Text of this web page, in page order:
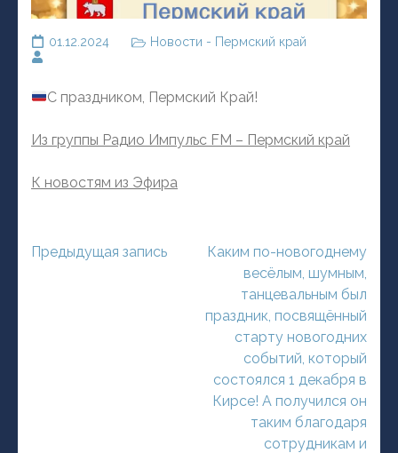
01.12.2024 Новости - Пермский край
С праздником, Пермский Край!
Из группы Радио Импульс FM – Пермский край
К новостям из Эфира
Навигация
Предыдущая запись
Каким по-новогоднему
весёлым, шумным,
танцевальным был
праздник, посвящённый
старту новогодних
событий, который
состоялся 1 декабря в
Кирсе! А получился он
таким благодаря
сотрудникам и